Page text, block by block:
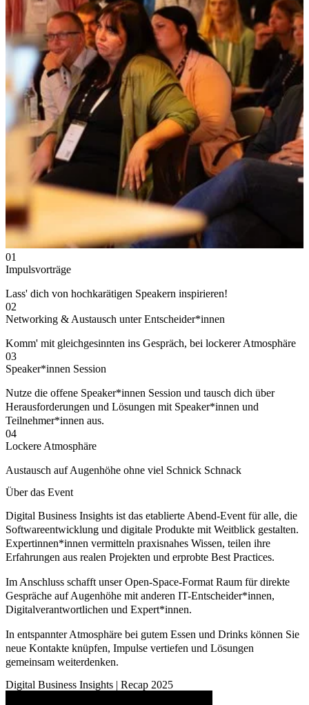
01
Impulsvorträge
Lass' dich von hochkarätigen Speakern inspirieren!
02
Networking & Austausch unter Entscheider*innen
Komm' mit gleichgesinnten ins Gespräch, bei lockerer Atmosphäre
03
Speaker*innen Session
Nutze die offene Speaker*innen Session und tausch dich über
Herausforderungen und Lösungen mit Speaker*innen und
Teilnehmer*innen aus.
04
Lockere Atmosphäre
Austausch auf Augenhöhe ohne viel Schnick Schnack
Über das Event
Digital Business Insights ist das etablierte Abend-Event für alle, die
Softwareentwicklung und digitale Produkte mit Weitblick gestalten.
Expertinnen*innen vermitteln praxisnahes Wissen, teilen ihre
Erfahrungen aus realen Projekten und erprobte Best Practices.
Im Anschluss schafft unserOpen-Space-Format Raum für direkte
Gespräche auf Augenhöhe mit anderen IT-Entscheider*innen,
Digitalverantwortlichen und Expert*innen.
In entspannter Atmosphäre bei gutem Essen und Drinks können Sie
neue Kontakte knüpfen, Impulse vertiefen und Lösungen
gemeinsam weiterdenken.
Digital Business Insights | Recap 2025